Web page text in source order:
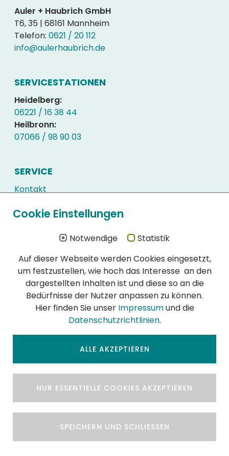
Auler + Haubrich GmbH
T6, 35 | 68161 Mannheim
Telefon: 0621 / 20 112
info@aulerhaubrich.de
SERVICESTATIONEN
Heidelberg:
06221 / 16 38 44
Heilbronn:
07066 / 98 90 03
SERVICE
Kontakt
Downloads
WIR SIND ZERTIFIZIERT
Schon immer hatte die Qualität unserer
Schädlingsbekämpfung höchste Priorität:
DIN EN ISO 900l:2015 Zertifikat (PDF)
DIN EN ISO 14001:2015 Zertifikat (PDF)
Impressum|
© 2026 Auler +
Cookie Einstellungen
Notwendige
Statistik
Auf dieser Webseite werden Cookies eingesetzt,
um festzustellen, wie hoch das Interesse an den
dargestellten Inhalten ist und diese so an die
Bedürfnisse der Nutzer anpassen zu können.
Hier finden Sie unser Impressumund die
Datenschutzrichtlinien.
ALLE AKZEPTIEREN
NUR ESSENTIELLE COOKIES AKZEPTIEREN
SPEICHERN UND SCHLIESSEN